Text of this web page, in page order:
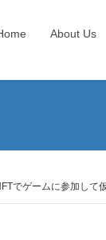
About Us
でゲームに参加して